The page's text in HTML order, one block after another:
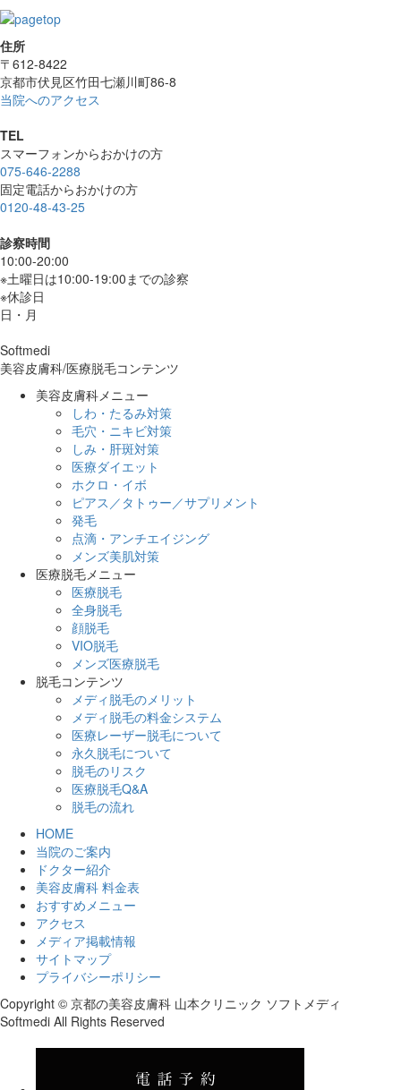
住所
〒612-8422
京都市伏見区竹田七瀬川町86-8
当院へのアクセス
TEL
スマーフォンからおかけの方
075-646-2288
固定電話からおかけの方
0120-48-43-25
診察時間
10:00-20:00
※土曜日は10:00-19:00までの診察
※休診日
日・月
Softmedi
美容皮膚科/医療脱毛コンテンツ
美容皮膚科メニュー
しわ・たるみ対策
毛穴・ニキビ対策
しみ・肝斑対策
医療ダイエット
ホクロ・イボ
ピアス／タトゥー／サプリメント
発毛
点滴・アンチエイジング
メンズ美肌対策
医療脱毛メニュー
医療脱毛
全身脱毛
顔脱毛
VIO脱毛
メンズ医療脱毛
脱毛コンテンツ
メディ脱毛のメリット
メディ脱毛の料金システム
医療レーザー脱毛について
永久脱毛について
脱毛のリスク
医療脱毛Q&A
脱毛の流れ
HOME
当院のご案内
ドクター紹介
美容皮膚科 料金表
おすすめメニュー
アクセス
メディア掲載情報
サイトマップ
プライバシーポリシー
Copyright © 京都の美容皮膚科 山本クリニック ソフトメディ
Softmedi All Rights Reserved